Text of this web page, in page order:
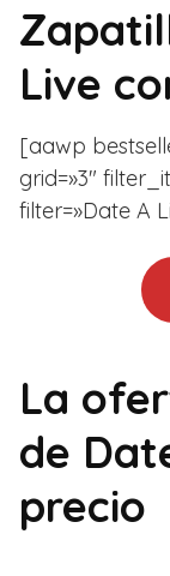
Live
[aawp
grid=»3″
filter=»Date A
La
de
precio